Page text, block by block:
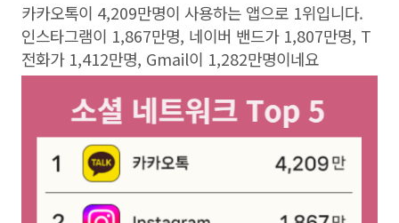
카카오톡이 4,209만명이 사용하는 앱으로 1위입니다.
인스타그램이 1,867만명, 네이버 밴드가 1,807만명, T
전화가 1,412만명, Gmail이 1,282만명이네요